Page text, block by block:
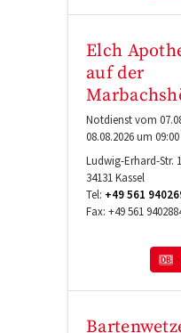
Elch
auf der
Notdienst vom
08.08.2026 um
Ludwig-Erhard-Str.
34131Kassel
Tel: +49 561
Fax: +49 561